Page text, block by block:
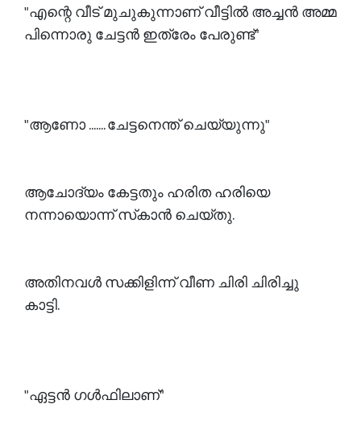
"എന്റെ വീട് മുചുകുന്നാണ് വീട്ടിൽ അച്ചൻ അമ്മ
പിന്നൊരു ചേട്ടൻ ഇത്രേം പേരുണ്ട്"
"ആണോ ....... ചേട്ടനെന്ത്‌ ചെയ്യുന്നു"
ആചോദ്യം കേട്ടതും ഹരിത ഹരിയെ
നന്നായൊന്ന് സ്‌കാൻ ചെയ്തു.
അതിനവൾ സക്കിളിന്ന് വീണ ചിരി ചിരിച്ചു
കാട്ടി.
"ഏട്ടൻ ഗൾഫിലാണ്"